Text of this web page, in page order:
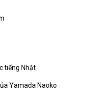
tiếng Nhật
Yamada Naoko